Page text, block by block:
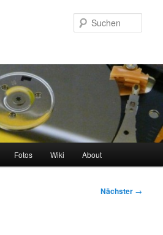
Fotos Wiki About
Nächster →